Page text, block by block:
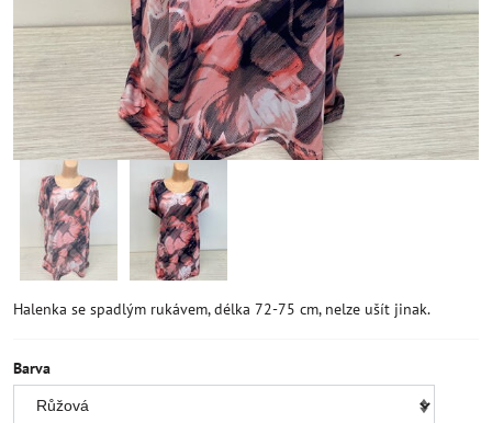
Halenka se spadlým rukávem, délka 72-75 cm, nelze ušít jinak.
Barva